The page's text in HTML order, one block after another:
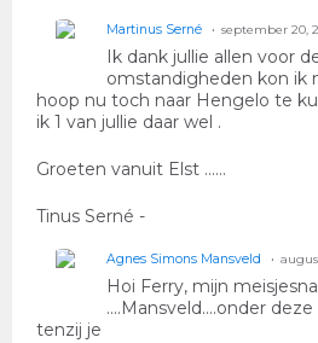
Martinus Serné september 20,
Ik dank jullie allen voor
omstandigheden kon ik
hoop nu toch naar Hengelo te
ik 1 van jullie daar wel .
Groeten vanuit Elst ......
Tinus Serné -
Agnes Simons Mansveld
Hoi Ferry, mijn
....Mansveld....onder
tenzij je